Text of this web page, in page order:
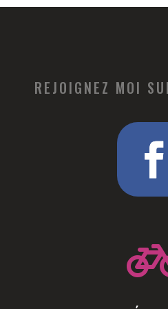
REJOIGNEZ MOI